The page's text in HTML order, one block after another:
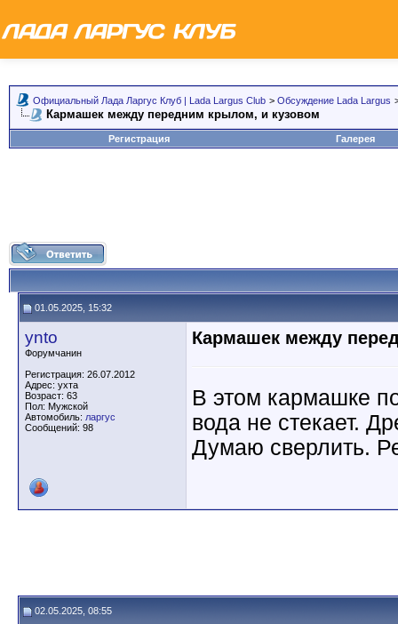
Официальный Лада Ларгус Клуб | Lada Largus Club > Обсуждение Lada Largus
Кармашек между передним крылом, и кузовом
Регистрация Галерея
01.05.2025, 15:32
ynto
Форумчанин
Регистрация: 26.07.2012
Адрес: ухта
Возраст: 63
Пол: Мужской
Автомобиль: ларгус
Сообщений: 98
Кармашек между
В этом кармашке
вода не стекает.
Думаю сверлить.
02.05.2025, 08:55